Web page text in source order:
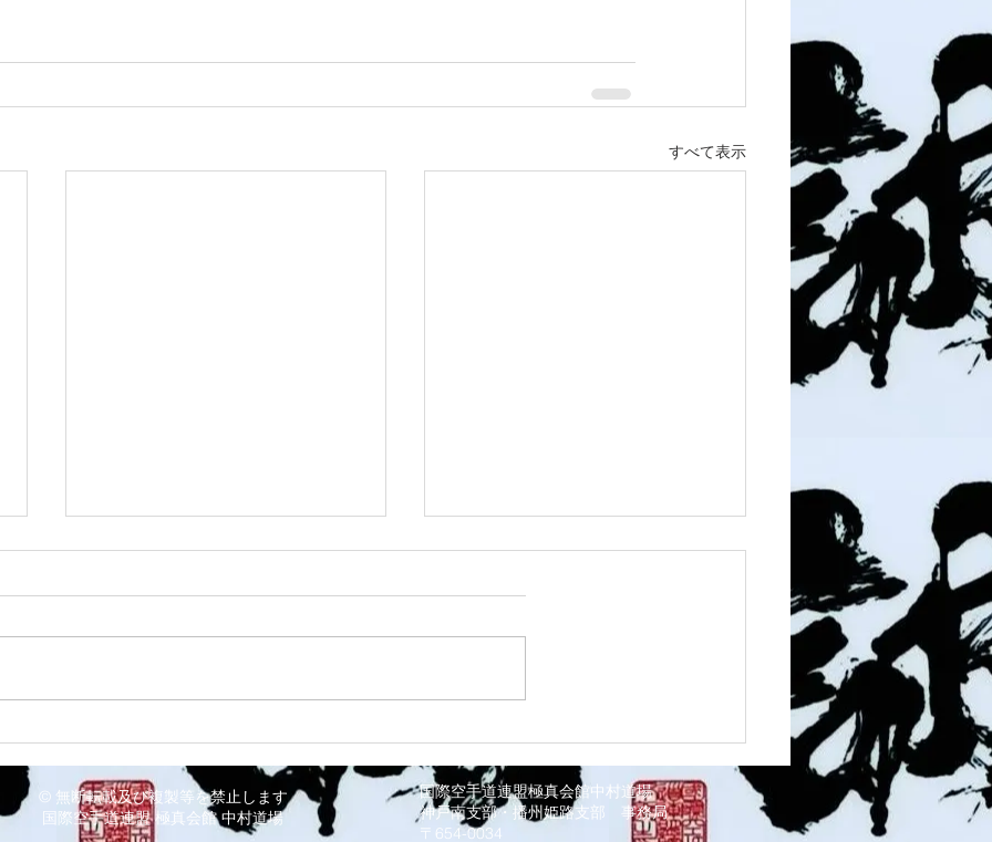
すべて表示
8/3 灘道場
© 無断転載及び複製等を禁止します
国際空手道連盟 極真会館 中村道場
国際空手道連盟極真会館中村道場
神戸南支部・播州姫路支部 事務局
〒654-0034